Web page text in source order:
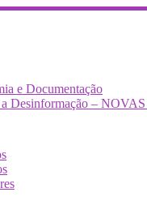
e Documentação
a Desinformação –